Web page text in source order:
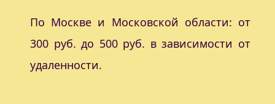
По Москве и Московской области: от
300 руб. до 500 руб. в зависимости от
удаленности.